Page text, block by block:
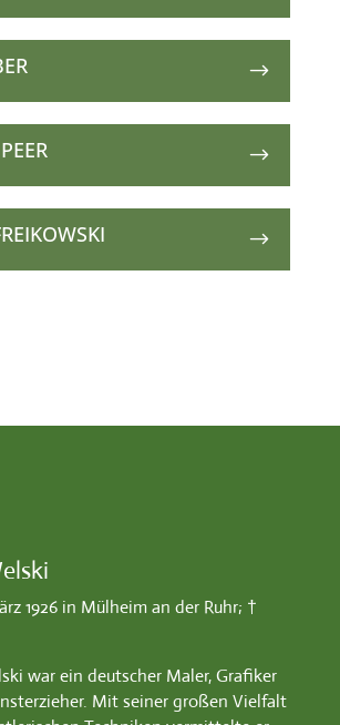
$
$
$
1926 in Mülheim an der Ruhr; †
war ein deutscher Maler, Grafiker
Mit seiner großen Vielfalt